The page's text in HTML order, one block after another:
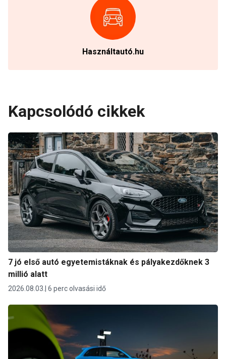
Használtautó.hu
Kapcsolódó cikkek
7 jó első autó egyetemistáknak és pályakezdőknek 3
millió alatt
2026.08.03. 6 perc olvasási idő